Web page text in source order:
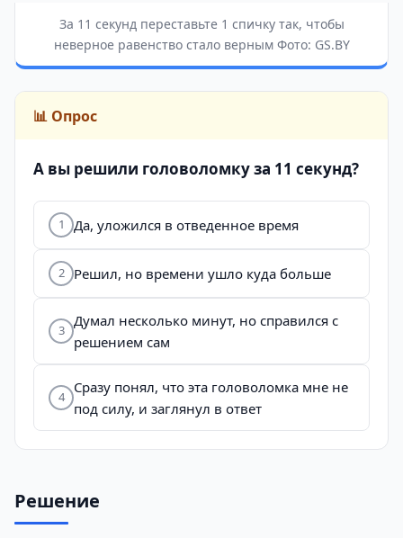
За 11 секунд переставьте 1 спичку так, чтобы
неверное равенство стало верным Фото: GS.BY
📊 Опрос
А вы решили головоломку за 11 секунд?
1 Да, уложился в отведенное время
2 Решил, но времени ушло куда больше
3
Думал несколько минут, но справился с
решением сам
4
Сразу понял, что эта головоломка мне не
под силу, и заглянул в ответ
Решение